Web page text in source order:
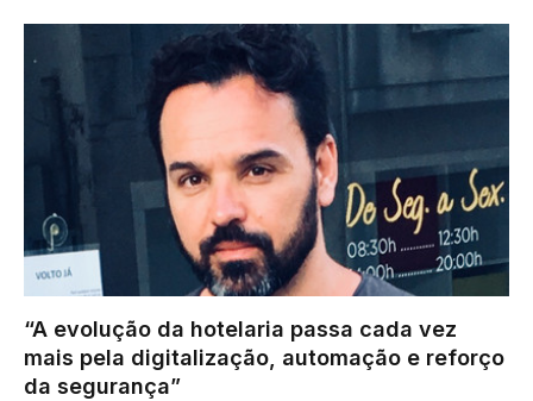
“A evolução da hotelaria passa cada vez
mais pela digitalização, automação e reforço
da segurança”